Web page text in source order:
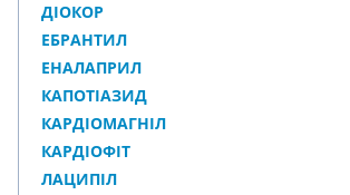
ДІОКОР
ЕБРАНТИЛ
ЕНАЛАПРИЛ
КАПОТІАЗИД
КАРДІОМАГНІЛ
КАРДІОФІТ
ЛАЦИПІЛ